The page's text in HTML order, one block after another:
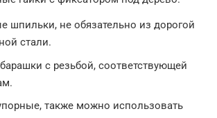
шпильки, не обязательно из дорогой
стали.
с резьбой, соответствующей
также можно использовать